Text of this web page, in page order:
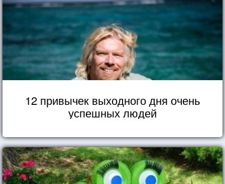
12 привычек выходного дня очень
успешных людей